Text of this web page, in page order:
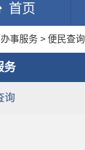
首页
办事服务 > 便民查询
务
询